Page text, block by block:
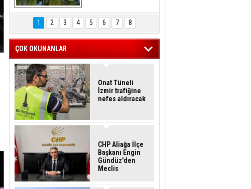
Hasan Eser'in
Objektifinden
1 2 3 4 5 6 7 8
ÇOK OKUNANLAR
Onat Tüneli
İzmir trafiğine
nefes aldıracak
CHP Aliağa İlçe
Başkanı Engin
Gündüz'den
Meclis
Çağrısı